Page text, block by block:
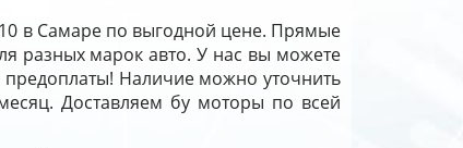
в Самаре по выгодной цене. Прямые
разных марок авто. У нас вы можете
предоплаты! Наличие можно уточнить
Доставляем бу моторы по всей